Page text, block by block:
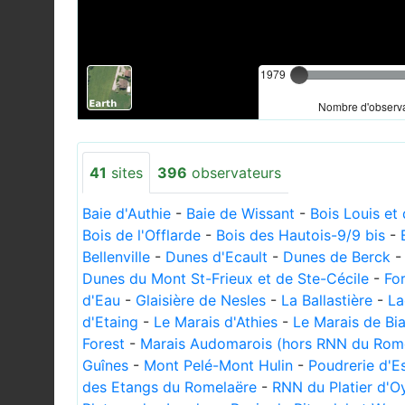
1979
Nombre
41 sites 396 observateurs
Baie d'Authie - Baie de Wissant - Bois Louis et
Bois de l'Offlarde - Bois des Hautois-9/9 bis -
Bellenville - Dunes d'Ecault - Dunes de Berck -
Dunes du Mont St-Frieux et de Ste-Cécile -
d'Eau - Glaisière de Nesles - La Ballastière -
d'Etaing - Le Marais d'Athies - Le Marais de
Forest - Marais Audomarois (hors RNN du
Guînes - Mont Pelé-Mont Hulin - Poudrerie
des Etangs du Romelaëre - RNN du Platier